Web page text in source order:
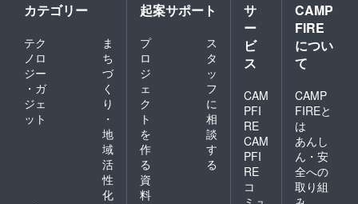
カテゴリー
テク
ノロ
ジー
・ガ
ジェ
ット
ま
ち
づ
く
り
・
地
域
活
性
化
起案サポート
プ
ロ
ジ
ェ
ク
ト
を
作
る
ス
タ
ッ
フ
に
相
談
す
る
資
料
サ
ー
ビ
ス
CAM
PFI
RE
CAM
PFI
RE
コ
CAMP
FIRE
につい
て
CAMP
FIREと
は
あんし
ん・安
全への
取り組